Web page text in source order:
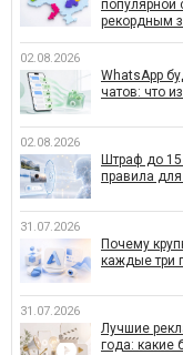
популярной
рекордным
02.08.2026
WhatsApp
чатов: что
02.08.2026
Штраф до
правила для
31.07.2026
Почему
каждые три
31.07.2026
Лучшие
года: какие